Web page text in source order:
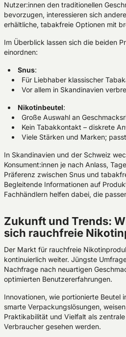
Nutzer:innen den traditionellen
bevorzugen, interessieren sich
erhältliche, tabakfreie Optionen mit
Im Überblick lassen sich die beiden
einordnen:
Snus:
Für Liebhaber klassischer
Vor allem in Skandinavien
Nikotinbeutel:
Große Auswahl an
Kein Tabakkontakt – diskrete
Viele Stärken und Marken;
In Skandinavien und der Schweiz
Konsument:innen je nach Anlass,
Präferenz zwischen Snus und
Begleitende Informationen auf
Fachhändlern helfen dabei, die
Zukunft und Trends:
sich rauchfreie
Der Markt für rauchfreie
kontinuierlich weiter. Jüngste
Nachfrage nach neuartigen
optimierten Benutzererfahrungen.
Innovationen, wie portionierte Beutel
smarte Verpackungslösungen,
Praktikabilität und Vielfalt als
Verbraucher gesehen werden.